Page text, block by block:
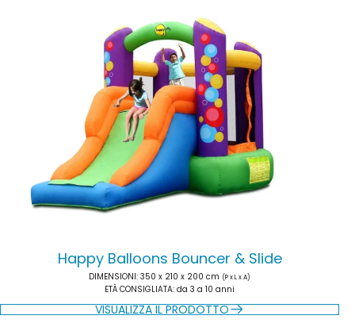
Happy Balloons Bouncer & Slide
DIMENSIONI: 350 x 210 x 200 cm (P x L x A)
ETÀ CONSIGLIATA: da 3 a 10 anni
VISUALIZZA IL PRODOTTO